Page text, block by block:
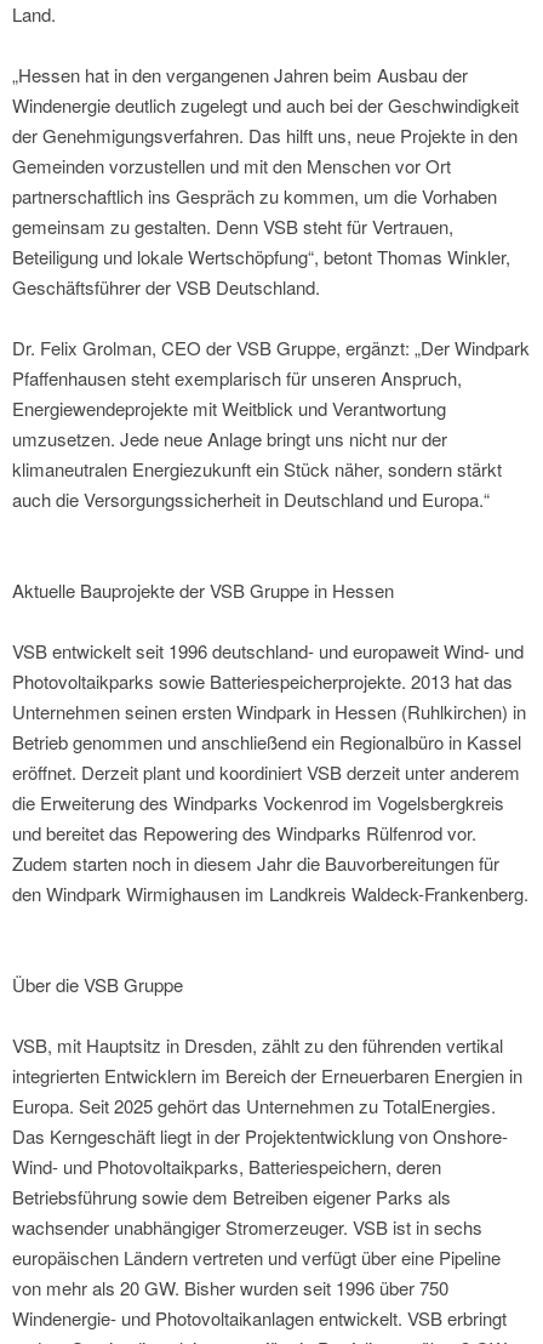
Land.
„Hessen hat in den vergangenen Jahren beim Ausbau der
Windenergie deutlich zugelegt und auch bei der Geschwindigkeit
der Genehmigungsverfahren. Das hilft uns, neue Projekte in den
Gemeinden vorzustellen und mit den Menschen vor Ort
partnerschaftlich ins Gespräch zu kommen, um die Vorhaben
gemeinsam zu gestalten. Denn VSB steht für Vertrauen,
Beteiligung und lokale Wertschöpfung“, betont Thomas Winkler,
Geschäftsführer der VSB Deutschland.
Dr. Felix Grolman, CEO der VSB Gruppe, ergänzt: „Der Windpark
Pfaffenhausen steht exemplarisch für unseren Anspruch,
Energiewendeprojekte mit Weitblick und Verantwortung
umzusetzen. Jede neue Anlage bringt uns nicht nur der
klimaneutralen Energiezukunft ein Stück näher, sondern stärkt
auch die Versorgungssicherheit in Deutschland und Europa.“
Aktuelle Bauprojekte der VSB Gruppe in Hessen
VSB entwickelt seit 1996 deutschland- und europaweit Wind- und
Photovoltaikparks sowie Batteriespeicherprojekte. 2013 hat das
Unternehmen seinen ersten Windpark in Hessen (Ruhlkirchen) in
Betrieb genommen und anschließend ein Regionalbüro in Kassel
eröffnet. Derzeit plant und koordiniert VSB derzeit unter anderem
die Erweiterung des Windparks Vockenrod im Vogelsbergkreis
und bereitet das Repowering des Windparks Rülfenrod vor.
Zudem starten noch in diesem Jahr die Bauvorbereitungen für
den Windpark Wirmighausen im Landkreis Waldeck-Frankenberg.
Über die VSB Gruppe
VSB, mit Hauptsitz in Dresden, zählt zu den führenden vertikal
integrierten Entwicklern im Bereich der Erneuerbaren Energien in
Europa. Seit 2025 gehört das Unternehmen zu TotalEnergies.
Das Kerngeschäft liegt in der Projektentwicklung von Onshore-
Wind- und Photovoltaikparks, Batteriespeichern, deren
Betriebsführung sowie dem Betreiben eigener Parks als
wachsender unabhängiger Stromerzeuger. VSB ist in sechs
europäischen Ländern vertreten und verfügt über eine Pipeline
von mehr als 20 GW. Bisher wurden seit 1996 über 750
Windenergie- und Photovoltaikanlagen entwickelt. VSB erbringt